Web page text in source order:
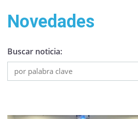
Novedades
Buscar noticia: